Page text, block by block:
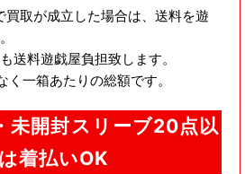
買取が成立した場合は、送料を遊
送料遊戯屋負担致します。
一箱あたりの総額です。
未開封スリーブ20点以
着払いOK